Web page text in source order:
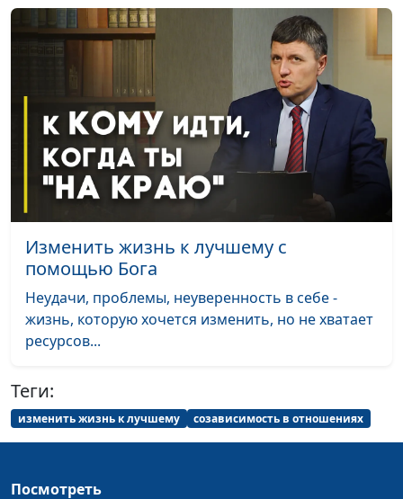
реабилитационного
центра, автор
методики помощи
зависимым людям
Ступени. Правда о
зависимости
Мария Мараханова,
Александр Зуев,
магистр психологии,
психолог
реабилитационного
центра, автор
методики помощи
#37
Ступени. Отношения с
зависимым
человеком
Мария Мараханова,
Александр Зуев,
центра, автор
методики помощи
Ступени. Жизнь
Изменить жизнь к лучшему с
помощью Бога
Неудачи, проблемы, неуверенность в себе -
жизнь, которую хочется изменить, но не хватает
ресурсов...
Теги:
изменить жизнь к лучшему созависимость в отношениях
Посмотреть